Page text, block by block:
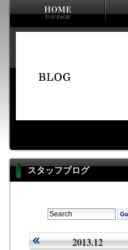
スタッフブログ
2013.12